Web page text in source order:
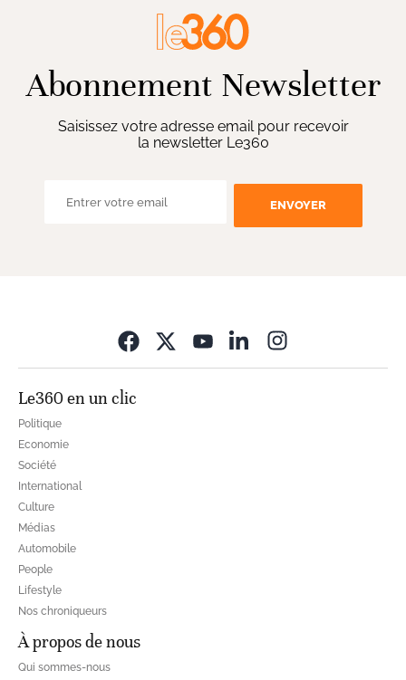
Abonnement Newsletter
Saisissez votre adresse email pour recevoir
la newsletter Le360
ENVOYER
Le360 en un clic
Politique
Economie
Société
International
Culture
Médias
Automobile
People
Lifestyle
Nos chroniqueurs
À propos de nous
Qui sommes-nous